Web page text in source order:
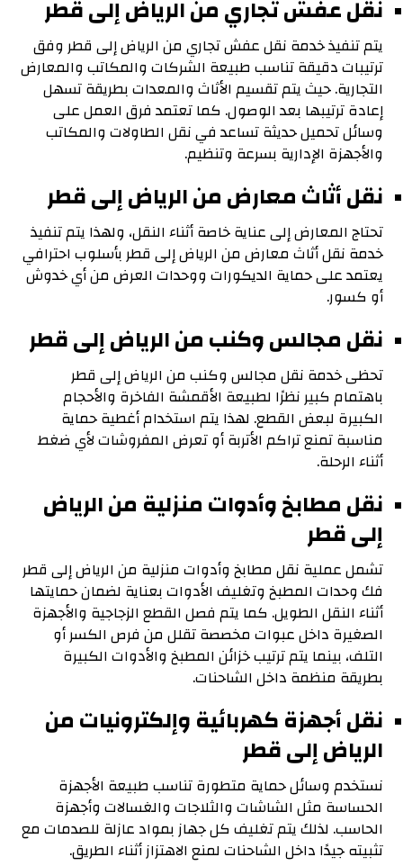
نقل عفش تجاري من الرياض إلى قطر
يتم تنفيذ خدمة نقل عفش تجاري من الرياض إلى قطر وفق
ترتيبات دقيقة تناسب طبيعة الشركات والمكاتب والمعارض
التجارية. حيث يتم تقسيم الأثاث والمعدات بطريقة تسهل
إعادة ترتيبها بعد الوصول. كما تعتمد فرق العمل على
وسائل تحميل حديثة تساعد في نقل الطاولات والمكاتب
والأجهزة الإدارية بسرعة وتنظيم.
نقل أثاث معارض من الرياض إلى قطر
تحتاج المعارض إلى عناية خاصة أثناء النقل، ولهذا يتم تنفيذ
خدمة نقل أثاث معارض من الرياض إلى قطر بأسلوب احترافي
يعتمد على حماية الديكورات ووحدات العرض من أي خدوش
أو كسور.
نقل مجالس وكنب من الرياض إلى قطر
تحظى خدمة نقل مجالس وكنب من الرياض إلى قطر
باهتمام كبير نظرًا لطبيعة الأقمشة الفاخرة والأحجام
الكبيرة لبعض القطع. لهذا يتم استخدام أغطية حماية
مناسبة تمنع تراكم الأتربة أو تعرض المفروشات لأي ضغط
أثناء الرحلة.
نقل مطابخ وأدوات منزلية من الرياض
إلى قطر
تشمل عملية نقل مطابخ وأدوات منزلية من الرياض إلى قطر
فك وحدات المطبخ وتغليف الأدوات بعناية لضمان حمايتها
أثناء النقل الطويل. كما يتم فصل القطع الزجاجية والأجهزة
الصغيرة داخل عبوات مخصصة تقلل من فرص الكسر أو
التلف، بينما يتم ترتيب خزائن المطبخ والأدوات الكبيرة
بطريقة منظمة داخل الشاحنات.
نقل أجهزة كهربائية وإلكترونيات من
الرياض إلى قطر
نستخدم وسائل حماية متطورة تناسب طبيعة الأجهزة
الحساسة مثل الشاشات والثلاجات والغسالات وأجهزة
الحاسب. لذلك يتم تغليف كل جهاز بمواد عازلة للصدمات مع
تثبيته جيدًا داخل الشاحنات لمنع الاهتزاز أثناء الطريق.